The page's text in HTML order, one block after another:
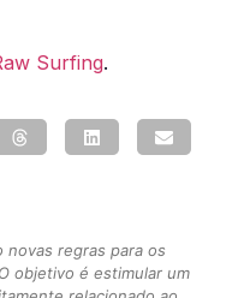
Surfing.
novas regras para os
objetivo é estimular um